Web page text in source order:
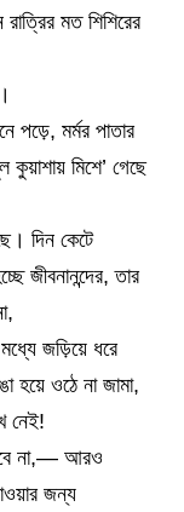
রাত্রির মত শিশিরের
পড়ে, মর্মর পাতার
কুয়াশায় মিশে’ গেছে
দিন কেটে
জীবনানন্দের, তার
জড়িয়ে ধরে
হয়ে ওঠে না জামা,
নেই!
না,— আরও
জন্য